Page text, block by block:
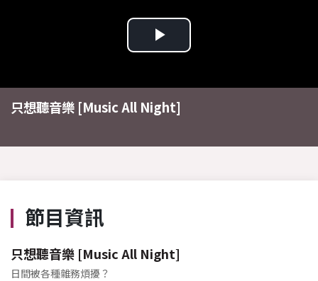
Play
Video
只想聽音樂 [Music All Night]
節目資訊
只想聽音樂 [Music All Night]
日間被各種雜務煩擾？